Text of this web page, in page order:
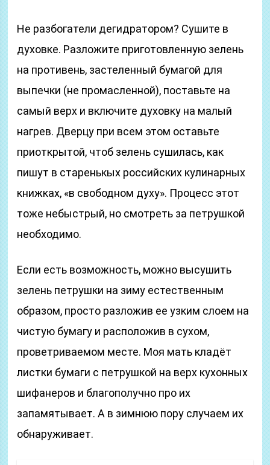
Не разбогатели дегидратором? Сушите в
духовке. Разложите приготовленную зелень
на противень, застеленный бумагой для
выпечки (не промасленной), поставьте на
самый верх и включите духовку на малый
нагрев. Дверцу при всем этом оставьте
приоткрытой, чтоб зелень сушилась, как
пишут в старенькых российских кулинарных
книжках, «в свободном духу». Процесс этот
тоже небыстрый, но смотреть за петрушкой
необходимо.
Если есть возможность, можно высушить
зелень петрушки на зиму естественным
образом, просто разложив ее узким слоем на
чистую бумагу и расположив в сухом,
проветриваемом месте. Моя мать кладёт
листки бумаги с петрушкой на верх кухонных
шифанеров и благополучно про их
запамятывает. А в зимнюю пору случаем их
обнаруживает.